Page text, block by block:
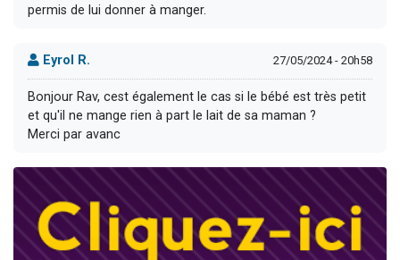
permis de lui donner à manger.
Eyrol R. 27/05/2024 - 20h58
Bonjour Rav, cest également le cas si le bébé est très petit
et qu'il ne mange rien à part le lait de sa maman ?
Merci par avanc